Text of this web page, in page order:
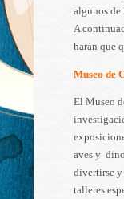
algunos de
A
harán que
Museo de
El Museo
aves y
divertirse y
talleres